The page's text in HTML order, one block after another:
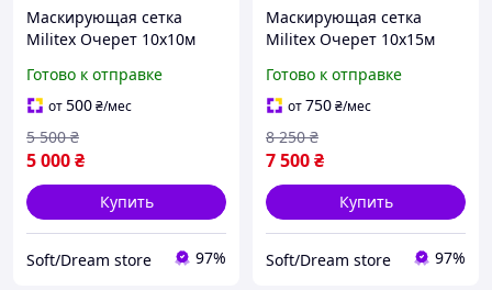
Маскирующая сетка
Militex Очерет 10х10м
Готово к отправке
от500₴/мес
5 000₴
5 500 ₴
Купить
Soft/Dream store 97%
Маскирующая сетка
Militex Очерет 10х15м
Готово к отправке
от750₴/мес
7 500₴
8 250 ₴
Купить
Soft/Dream store 97%